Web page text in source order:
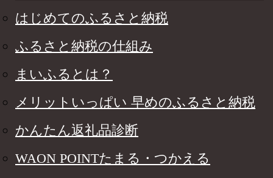
はじめてのふるさと納税
ふるさと納税の仕組み
まいふるとは？
メリットいっぱい 早めのふるさと納税
かんたん返礼品診断
WAON POINTたまる・つかえる